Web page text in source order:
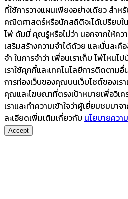
ที่ใช้การวางแผนเพียงอย่างเดียว สำ
คณิตศาสตร์หรือนักสถิติจะได้เปรียบใ
ไพ่ ดัมมี่ คุณรู้หรือไม่ว่า นอกจากให้ค
เสริมสร้างความจำได้ด้วย และนั่นละ
จำ ในการจำว่า เพื่อนเราเก็บ ไพ่ไหนไป
เราใช้คุกกี้และเทคโนโลยีการติดตาม
การท่องเว็บของคุณบนเว็บไซต์ของเร
คุณและโฆษณาที่ตรงเป้าหมายเพื่อวิเค
เราและทำความเข้าใจว่าผู้เยี่ยมชมม
ละเอียดเพิ่มเติมเกี่ยวกับ นโยบายควา
Accept